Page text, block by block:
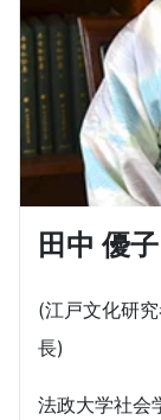
田中 優
(江戸文化研
長)
法政大学社会